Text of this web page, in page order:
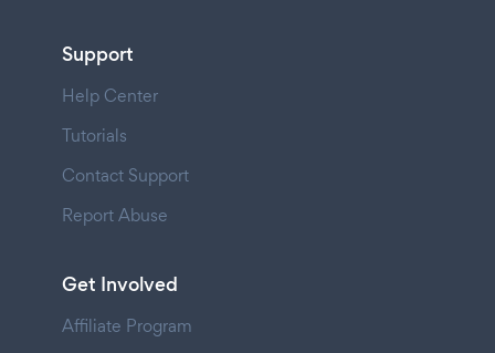
Support
Help Center
Tutorials
Contact Support
Report Abuse
Get Involved
Affiliate Program